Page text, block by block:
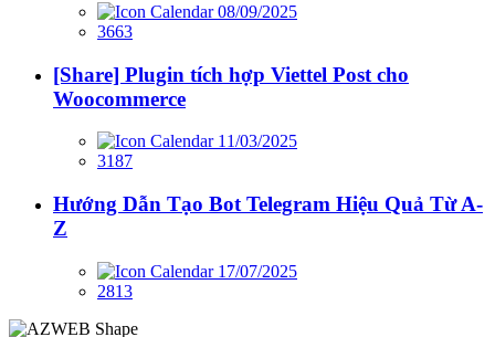
08/09/2025
3663
[Share] Plugin tích hợp Viettel Post cho
Woocommerce
11/03/2025
3187
Hướng Dẫn Tạo Bot Telegram Hiệu Quả Từ A-
Z
17/07/2025
2813